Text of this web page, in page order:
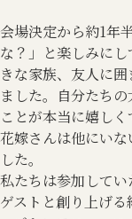
会場決定から約1年
な？」と楽しみに
きな家族、友人に
ました。自分たち
ことが本当に嬉し
花嫁さんは他にい
した。
私たちは参加してい
ゲストと創り上げ